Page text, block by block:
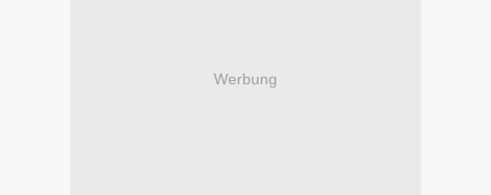
Werbung